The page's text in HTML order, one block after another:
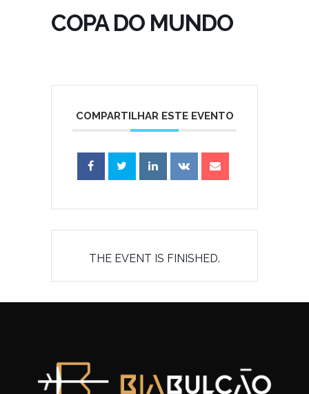
COPA DO MUNDO
COMPARTILHAR ESTE EVENTO
THE EVENT IS FINISHED.